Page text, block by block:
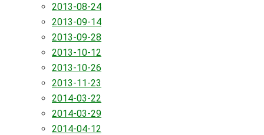
2013-08-24
2013-09-14
2013-09-28
2013-10-12
2013-10-26
2013-11-23
2014-03-22
2014-03-29
2014-04-12